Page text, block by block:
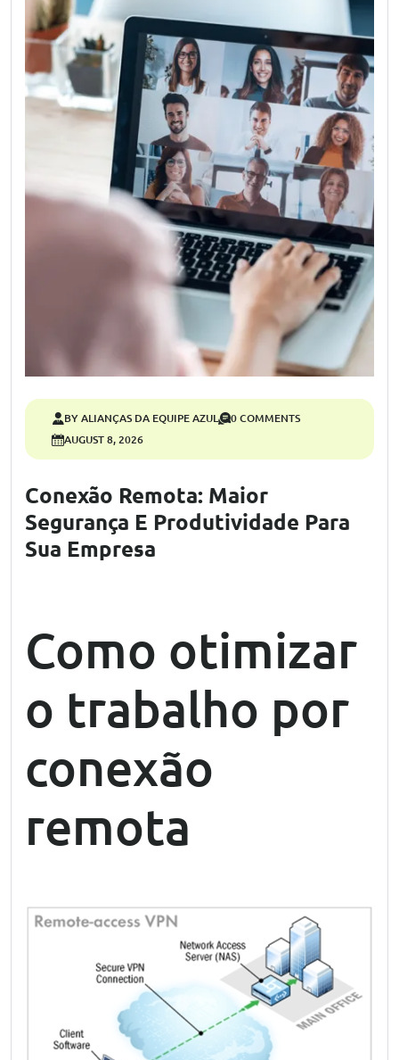
BY ALIANÇAS DA EQUIPE AZUL
0 COMMENTS
AUGUST 8, 2026
Conexão Remota: Maior
Segurança E Produtividade Para
Sua Empresa
Como otimizar
o trabalho por
conexão
remota